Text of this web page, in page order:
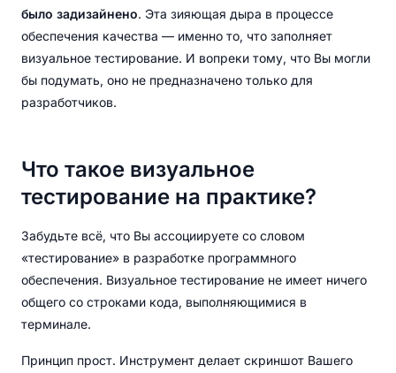
было задизайнено. Эта зияющая дыра в процессе
обеспечения качества — именно то, что заполняет
визуальное тестирование. И вопреки тому, что Вы могли
бы подумать, оно не предназначено только для
разработчиков.
Что такое визуальное
тестирование на практике?
Забудьте всё, что Вы ассоциируете со словом
«тестирование» в разработке программного
обеспечения. Визуальное тестирование не имеет ничего
общего со строками кода, выполняющимися в
терминале.
Принцип прост. Инструмент делает скриншот Вашего